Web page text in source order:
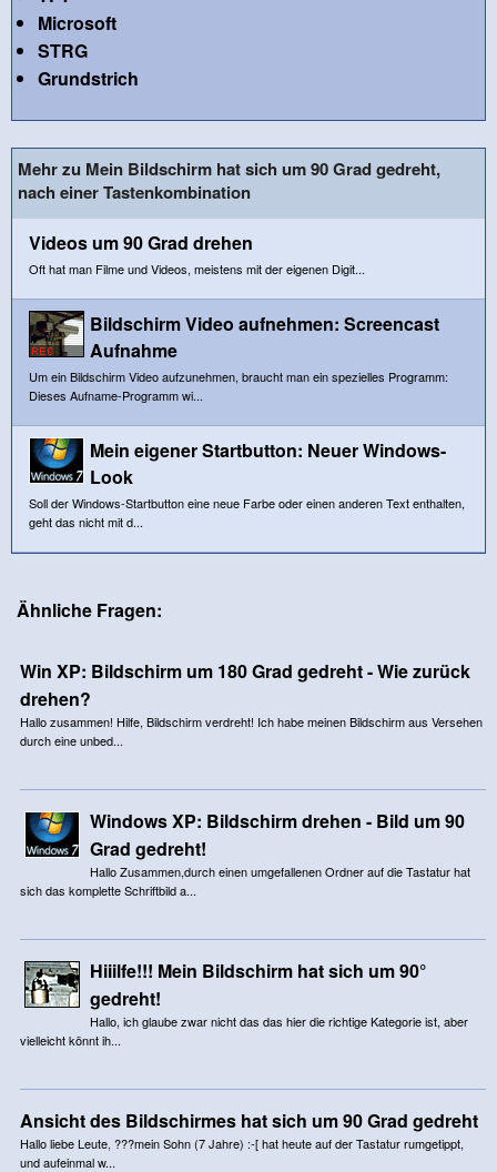
Microsoft
STRG
Grundstrich
Mehr zu Mein Bildschirm hat sich um 90 Grad gedreht,
nach einer Tastenkombination
Videos um 90 Grad drehen
Oft hat man Filme und Videos, meistens mit der eigenen Digit...
Bildschirm Video aufnehmen: Screencast
Aufnahme
Um ein Bildschirm Video aufzunehmen, braucht man ein spezielles Programm:
Dieses Aufname-Programm wi...
Mein eigener Startbutton: Neuer Windows-
Look
Soll der Windows-Startbutton eine neue Farbe oder einen anderen Text enthalten,
geht das nicht mit d...
Ähnliche Fragen:
Win XP: Bildschirm um 180 Grad gedreht - Wie zurück
drehen?
Hallo zusammen! Hilfe, Bildschirm verdreht! Ich habe meinen Bildschirm aus Versehen
durch eine unbed...
Windows XP: Bildschirm drehen - Bild um 90
Grad gedreht!
Hallo Zusammen,durch einen umgefallenen Ordner auf die Tastatur hat
sich das komplette Schriftbild a...
Hiiilfe!!! Mein Bildschirm hat sich um 90°
gedreht!
Hallo, ich glaube zwar nicht das das hier die richtige Kategorie ist, aber
vielleicht könnt ih...
Ansicht des Bildschirmes hat sich um 90 Grad gedreht
Hallo liebe Leute, ???mein Sohn (7 Jahre) :-[ hat heute auf der Tastatur rumgetippt,
und aufeinmal w...